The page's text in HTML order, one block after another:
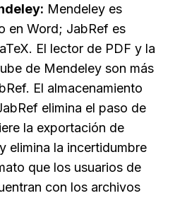
Mendeley es
en Word; JabRef es
El lector de PDF y la
de Mendeley son más
El almacenamiento
elimina el paso de
la exportación de
elimina la incertidumbre
que los usuarios de
con los archivos